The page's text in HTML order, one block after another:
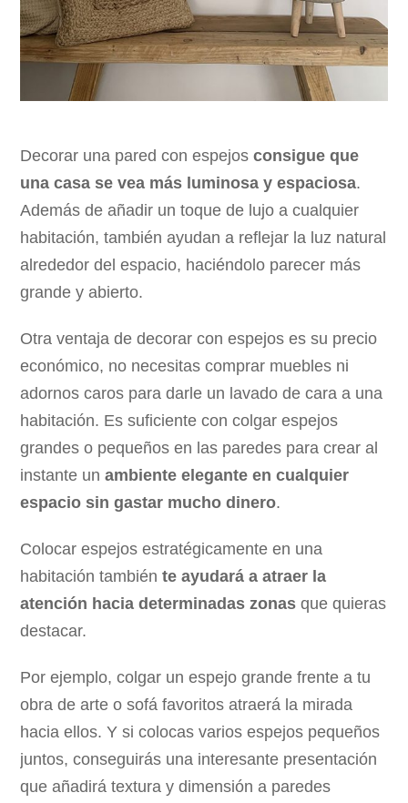
Decorar una pared con espejosconsigue que
una casa se vea más luminosa y espaciosa.
Además de añadir un toque de lujo a cualquier
habitación, también ayudan a reflejar la luz natural
alrededor del espacio, haciéndolo parecer más
grande y abierto.
Otra ventaja de decorar con espejos es su precio
económico, no necesitas comprar muebles ni
adornos caros para darle un lavado de cara a una
habitación. Es suficiente con colgar espejos
grandes o pequeños en las paredes para crear al
instante unambiente elegante en cualquier
espacio sin gastar mucho dinero.
Colocar espejos estratégicamente en una
habitación tambiénte ayudará a atraer la
atención hacia determinadas zonas que quieras
destacar.
Por ejemplo, colgar un espejo grande frente a tu
obra de arte o sofá favoritos atraerá la mirada
hacia ellos. Y si colocas varios espejos pequeños
juntos, conseguirás una interesante presentación
que añadirá textura y dimensión a paredes